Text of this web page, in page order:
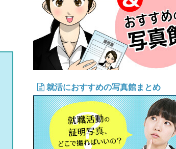
就活におすすめの写真館まとめ